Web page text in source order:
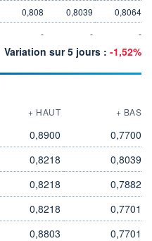
0,808 0,8039
0,8064
- - -
Variation sur 5 jours : -1,52%
+ HAUT + BAS
0,8900
0,7700
0,8218
0,8039
0,8218
0,7882
0,8218
0,7701
0,8803
0,7701